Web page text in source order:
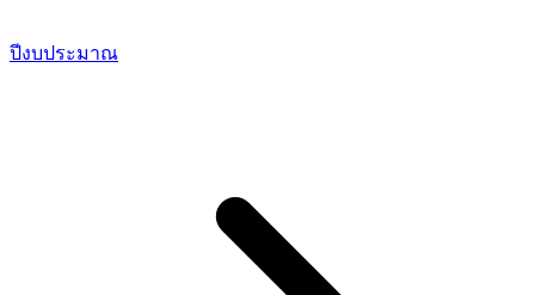
ปีงบประมาณ